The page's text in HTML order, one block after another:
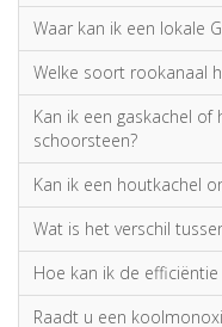
Waar kan ik een lokale
Welke soort rookanaal
Kan ik een gaskachel
schoorsteen?
Kan ik een houtkachel
Wat is het verschil
Hoe kan ik de efficiëntie
Raadt u een